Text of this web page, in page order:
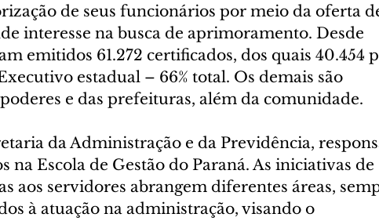
de seus funcionários por meio da oferta
interesse na busca de aprimoramento. Desde
emitidos 61.272 certificados, dos quais 40.454
estadual – 66% total. Os demais são
e das prefeituras, além da comunidade.
da Administração e da Previdência,
na Escola de Gestão do Paraná. As iniciativas de
aos servidores abrangem diferentes áreas,
à atuação na administração, visando o